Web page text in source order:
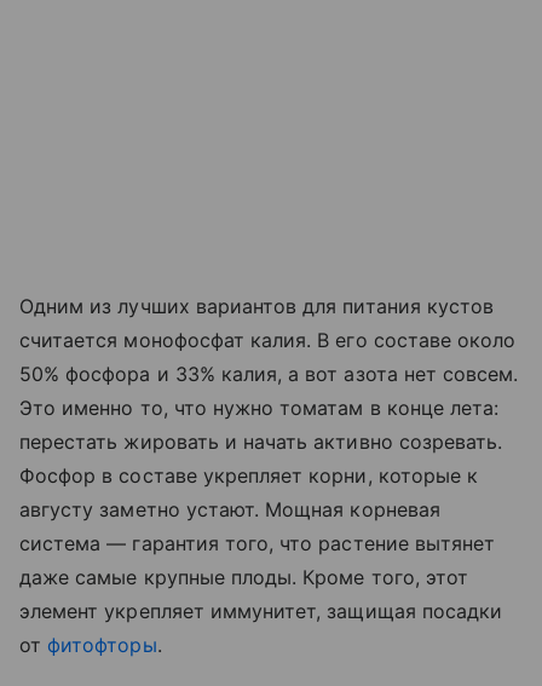
Одним из лучших вариантов для питания кустов
считается монофосфат калия. В его составе около
50% фосфора и 33% калия, а вот азота нет совсем.
Это именно то, что нужно томатам в конце лета:
перестать жировать и начать активно созревать.
Фосфор в составе укрепляет корни, которые к
августу заметно устают. Мощная корневая
система — гарантия того, что растение вытянет
даже самые крупные плоды. Кроме того, этот
элемент укрепляет иммунитет, защищая посадки
от фитофторы.